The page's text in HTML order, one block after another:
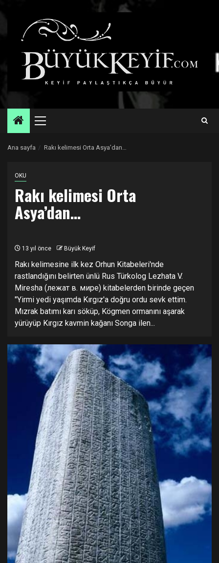
Primary
Ana sayfa Rakı kelimesi Orta Asya’dan…
OKU
Rakı kelimesi Orta
Asya’dan…
13 yıl önce Büyük Keyif
Rakı kelimesine ilk kez Orhun Kitabeleri'nde
rastlandığını belirten ünlü Rus Türkolog Lezhata V.
Miresha (лежат в. мире) kitabelerden birinde geçen
"Yirmi yedi yaşımda Kırgız'a doğru ordu sevk ettim.
Mızrak batımı karı söküp, Kögmen ormanını aşarak
yürüyüp Kırgız kavmin kağanı Songa ilen...